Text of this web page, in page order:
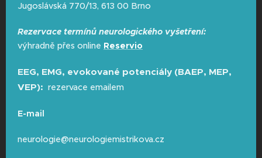
Jugoslávská 770/13, 613 00 Brno
Rezervace termínů neurologického vyšetření:
výhradně přes online Reservio
EEG, EMG, evokované potenciály (BAEP, MEP,
VEP): rezervace emailem
E-mail
neurologie@neurologiemistrikova.cz